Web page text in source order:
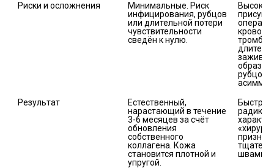
Минимальные. Риск
инфицирования, рубцов
или длительной потери
чувствительности
Высокие
рубцов,
Естественный,
нарастающий в течение
3-6 месяцев за счёт
обновления
собственного
коллагена. Кожа
становится плотной и
упругой.
швами.